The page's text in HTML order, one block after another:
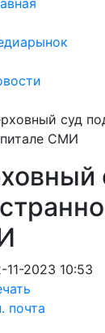
суд
СМИ
11-2023 10:53
почта